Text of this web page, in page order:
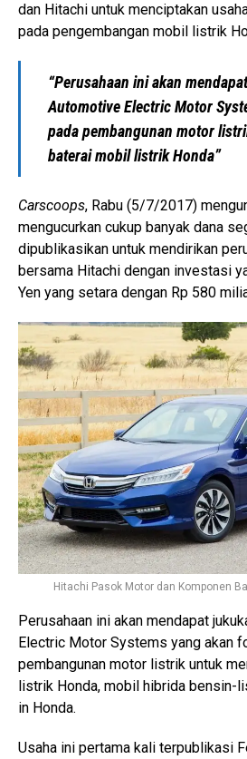
dan Hitachi untuk menciptakan
pada pengembangan mobil listrik
“Perusahaan ini akan
Automotive Electric Motor
pada pembangunan motor
baterai mobil listrik Honda”
Carscoops, Rabu (5/7/2017)
mengucurkan cukup banyak dana
dipublikasikan untuk mendirikan
bersama Hitachi dengan investasi
Yen yang setara dengan Rp 580
Hitachi Pasok Motor dan Komponen
Perusahaan ini akan mendapat
Electric Motor Systems yang akan
pembangunan motor listrik untuk
listrik Honda, mobil hibrida bensin-
in Honda.
Usaha ini pertama kali terpublikasi